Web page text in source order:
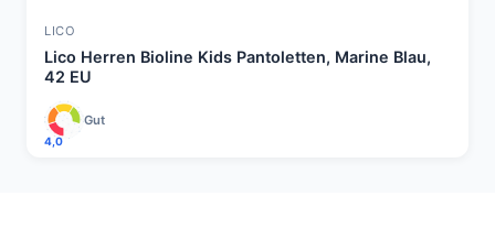
LICO
Lico Herren Bioline Kids Pantoletten, Marine Blau,
42 EU
4,0
Gut